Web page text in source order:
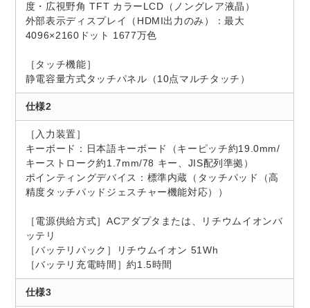
度・広視野角 TFT カラーLCD（ノングレア液晶）
外部表示ディスプレイ（HDMI出力のみ）：最大
4096×2160ドット 1677万色
［タッチ機能］
静電容量方式タッチパネル（10点マルチタッチ）
仕様2
［入力装置］
キーボード：日本語キーボード（キーピッチ約19.0mm/
キーストローク約1.7mm/78 キー、JIS配列準拠）
ポインティングデバイス：標準内蔵（タッチパッド（高
精度タッチパッドジェスチャー機能対応））
［電源供給方式］ACアダプタまたは、リチウムイオンバ
ッテリ
［バッテリパック］リチウムイオン 51Wh
［バッテリ充電時間］約1.5時間
仕様3